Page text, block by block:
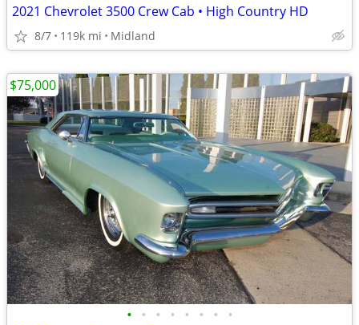
2021 Chevrolet 3500 Crew Cab • High Country HD
8/7 119k mi Midland
• • • • • • • •
$75,000